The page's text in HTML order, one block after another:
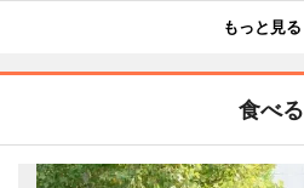
もっと見る
食べる